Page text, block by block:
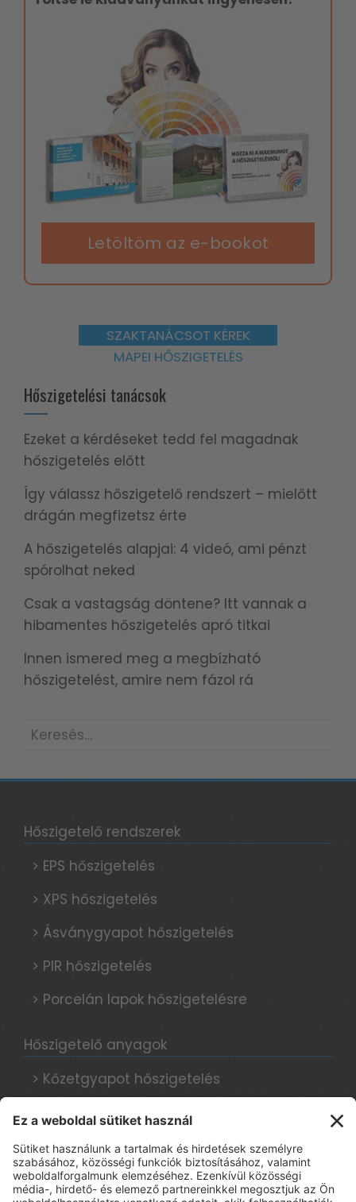
Letöltöm az e-bookot
SZAKTANÁCSOT KÉREK
MAPEI HŐSZIGETELÉS
Hőszigetelési tanácsok
Ezeket a kérdéseket tedd fel magadnak
hőszigetelés előtt
Így válassz hőszigetelő rendszert – mielőtt
drágán megfizetsz érte
A hőszigetelés alapjai: 4 videó, ami pénzt
spórolhat neked
Csak a vastagság döntene? Itt vannak a
hibamentes hőszigetelés apró titkai
Innen ismered meg a megbízható
hőszigetelést, amire nem fázol rá
Keresés:
Hőszigetelő rendszerek
> EPS hőszigetelés
> XPS hőszigetelés
> Ásványgyapot hőszigetelés
> PIR hőszigetelés
> Porcelán lapok hőszigetelésre
Hőszigetelő anyagok
> Kőzetgyapot hőszigetelés
> Grafitos hőszigetelés
> Hungarocell hőszigetelés
Hőszigetelési tanácsok, blog